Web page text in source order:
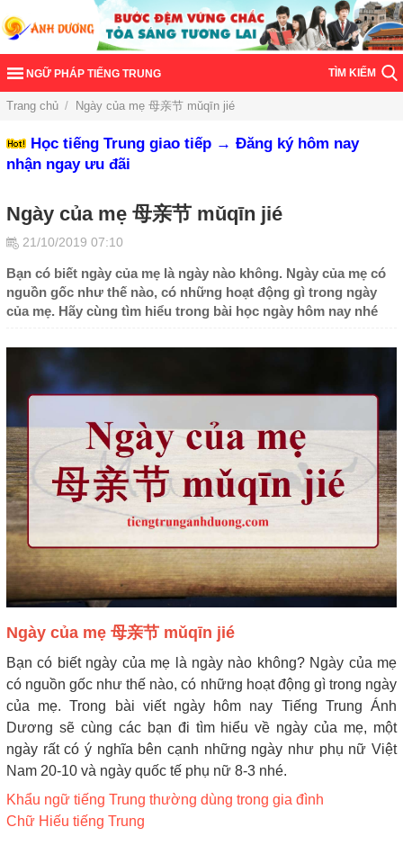
NGỮ PHÁP TIẾNG TRUNG TÌM KIẾM
Trang chủ / Ngày của mẹ 母亲节 mǔqīn jié
Học tiếng Trung giao tiếp → Đăng ký hôm nay
nhận ngay ưu đãi
Ngày của mẹ 母亲节 mǔqīn jié
21/10/2019 07:10
Bạn có biết ngày của mẹ là ngày nào không. Ngày của mẹ có
nguồn gốc như thế nào, có những hoạt động gì trong ngày
của mẹ. Hãy cùng tìm hiểu trong bài học ngày hôm nay nhé
Ngày của mẹ 母亲节 mǔqīn jié
Bạn có biết ngày của mẹ là ngày nào không? Ngày của mẹ
có nguồn gốc như thế nào, có những hoạt động gì trong ngày
của mẹ. Trong bài viết ngày hôm nay Tiếng Trung Ánh
Dương sẽ cùng các bạn đi tìm hiểu về ngày của mẹ, một
ngày rất có ý nghĩa bên cạnh những ngày như phụ nữ Việt
Nam 20-10 và ngày quốc tế phụ nữ 8-3 nhé.
Khẩu ngữ tiếng Trung thường dùng trong gia đình
Chữ Hiếu tiếng Trung